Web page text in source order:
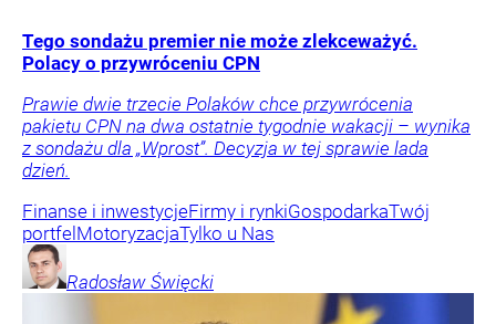
Tego sondażu premier nie może zlekceważyć.
Polacy o przywróceniu CPN
Prawie dwie trzecie Polaków chce przywrócenia
pakietu CPN na dwa ostatnie tygodnie wakacji – wynika
z sondażu dla „Wprost”. Decyzja w tej sprawie lada
dzień.
Finanse i inwestycjeFirmy i rynkiGospodarkaTwój
portfelMotoryzacjaTylko u Nas
Radosław Święcki